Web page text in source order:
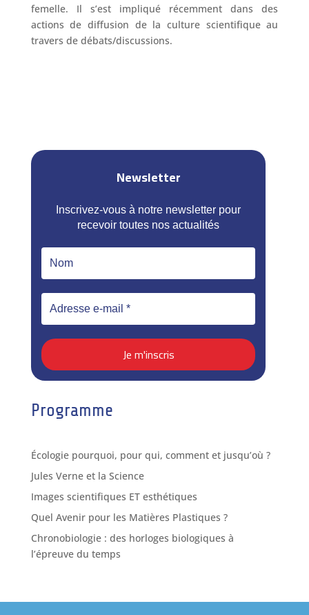
femelle. Il s’est impliqué récemment dans des
actions de diffusion de la culture scientifique au
travers de débats/discussions.
Newsletter
Inscrivez-vous à notre newsletter pour
recevoir toutes nos actualités
Programme
Écologie pourquoi, pour qui, comment et jusqu’où ?
Jules Verne et la Science
Images scientifiques ET esthétiques
Quel Avenir pour les Matières Plastiques ?
Chronobiologie : des horloges biologiques à
l’épreuve du temps